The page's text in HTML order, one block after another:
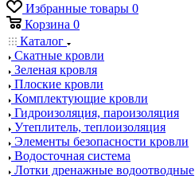
Избранные товары 0
Корзина 0
Каталог
Скатные кровли
Зеленая кровля
Плоские кровли
Комплектующие кровли
Гидроизоляция, пароизоляция
Утеплитель, теплоизоляция
Элементы безопасности кровли
Водосточная система
Лотки дренажные водоотводные